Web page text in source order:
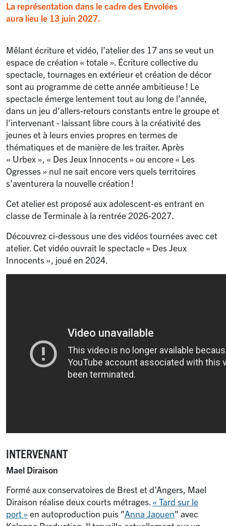
La représentation dans le cadre des Envolées
aura lieu le 13 juin 2027.
Mêlant écriture et vidéo, l’atelier des 17 ans se veut un
espace de création « totale». Écriture collective du
spectacle, tournages en extérieur et création de décor
sont au programme de cette année ambitieuse! Le
spectacle émerge lentement tout au long de l’année,
dans un jeu d’allers-retours constants entre le groupe et
l’intervenant - laissant libre cours à la créativité des
jeunes et à leurs envies propres en termes de
thématiques et de manière de les traiter. Après
« Urbex», « Des Jeux Innocents» ou encore « Les
Ogresses» nul ne sait encore vers quels territoires
s’aventurera la nouvelle création !
Cet atelier est proposé aux adolescent-es entrant en
classe de Terminale à la rentrée 2026-2027.
Découvrez ci-dessous une des vidéos tournées avec cet
atelier. Cet vidéo ouvrait le spectacle « Des Jeux
Innocents», joué en 2024.
INTERVENANT
Mael Diraison
Formé aux conservatoires de Brest et d’Angers, Mael
Diraison réalise deux courts métrages. « Tard sur le
port»en autoproduction puis "Anna Jaouen" avec